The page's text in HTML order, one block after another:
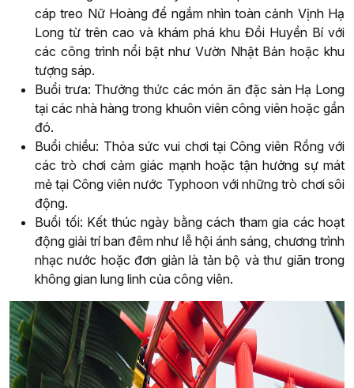
cáp treo Nữ Hoàng để ngắm nhìn toàn cảnh Vịnh Hạ
Long từ trên cao và khám phá khu Đồi Huyền Bí với
các công trình nổi bật như Vườn Nhật Bản hoặc khu
tượng sáp.
Buổi trưa: Thưởng thức các món ăn đặc sản Hạ Long
tại các nhà hàng trong khuôn viên công viên hoặc gần
đó.
Buổi chiều: Thỏa sức vui chơi tại Công viên Rồng với
các trò chơi cảm giác mạnh hoặc tận hưởng sự mát
mẻ tại Công viên nước Typhoon với những trò chơi sôi
động.
Buổi tối: Kết thúc ngày bằng cách tham gia các hoạt
động giải trí ban đêm như lễ hội ánh sáng, chương trình
nhạc nước hoặc đơn giản là tản bộ và thư giãn trong
không gian lung linh của công viên.